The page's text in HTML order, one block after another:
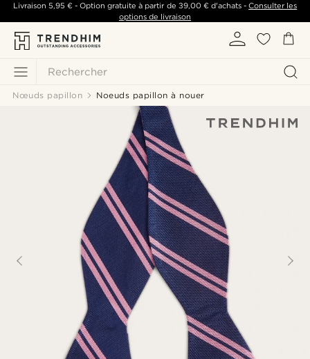
Rechercher
Livraison 5,95 €- Option gratuite à partir de 39,00 €d'achats -Consulter les
options de livraison
Nœuds papillon Noeuds papillon à nouer